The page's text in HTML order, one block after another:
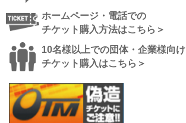
ホームページ・電話での
チケット購入方法はこちら＞
10名様以上での団体・企業様向け
チケット購入はこちら＞